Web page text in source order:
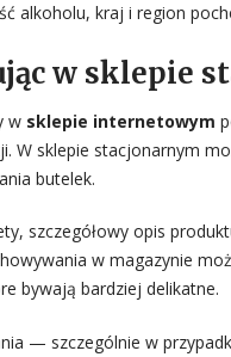
alkoholu, kraj i region
w sklepie
w sklepie internetowym
W sklepie stacjonarnym
butelek.
szczegółowy opis
w magazynie
bywają bardziej delikatne.
— szczególnie w